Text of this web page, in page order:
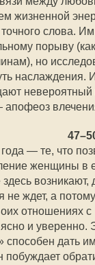
жизненной
слова. Им
порыву
но
наслаждения.
невероятный
— те, что
женщины в
ждет, а
отношениях с
и уверенно.
способен дать